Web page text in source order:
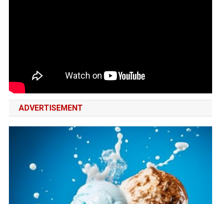
ADVERTISEMENT